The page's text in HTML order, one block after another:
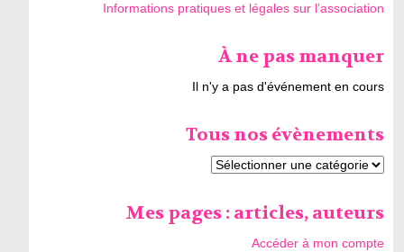
Informations pratiques et légales sur l’association
À ne pas manquer
Il n'y a pas d'événement en cours
Tous nos évènements
Mes pages : articles, auteurs
Accéder à mon compte